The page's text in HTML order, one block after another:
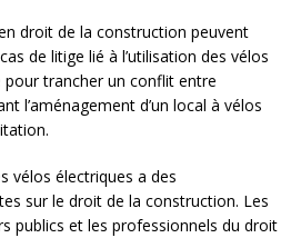
droit de la construction peuvent
de litige lié à l’utilisation des vélos
trancher un conflit entre
l’aménagement d’un local à vélos
vélos électriques a des
sur le droit de la construction. Les
publics et les professionnels du droit